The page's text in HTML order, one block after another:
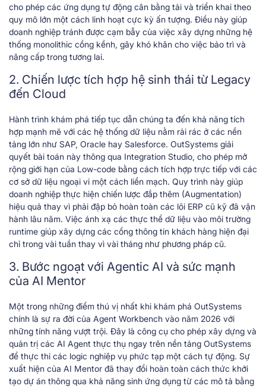
cho phép các ứng dụng tự động cân bằng tải và triển khai theo
quy mô lớn một cách linh hoạt cực kỳ ấn tượng. Điều này giúp
doanh nghiệp tránh được cạm bẫy của việc xây dựng những hệ
thống monolithic cồng kềnh, gây khó khăn cho việc bảo trì và
nâng cấp trong tương lai.
2. Chiến lược tích hợp hệ sinh thái từ Legacy
đến Cloud
Hành trình khám phá tiếp tục dẫn chúng ta đến khả năng tích
hợp mạnh mẽ với các hệ thống dữ liệu nằm rải rác ở các nền
tảng lớn như SAP, Oracle hay Salesforce. OutSystems giải
quyết bài toán này thông qua Integration Studio, cho phép mở
rộng giới hạn của Low-code bằng cách tích hợp trực tiếp với các
cơ sở dữ liệu ngoại vi một cách liền mạch. Quy trình này giúp
doanh nghiệp thực hiện chiến lược đắp thêm (Augmentation)
hiệu quả thay vì phải đập bỏ hoàn toàn các lõi ERP cũ kỹ đã vận
hành lâu năm. Việc ánh xạ các thực thể dữ liệu vào môi trường
runtime giúp xây dựng các cổng thông tin khách hàng hiện đại
chỉ trong vài tuần thay vì vài tháng như phương pháp cũ.
3. Bước ngoạt với Agentic AI và sức mạnh
của AI Mentor
Một trong những điểm thú vị nhất khi khám phá OutSystems
chính là sự ra đời của Agent Workbench vào năm 2026 với
những tính năng vượt trội. Đây là công cụ cho phép xây dựng và
quản trị các AI Agent thực thụ ngay trên nền tảng OutSystems
để thực thi các logic nghiệp vụ phức tạp một cách tự động. Sự
xuất hiện của AI Mentor đã thay đổi hoàn toàn cách thức khởi
tạo dự án thông qua khả năng sinh ứng dụng từ các mô tả bằng